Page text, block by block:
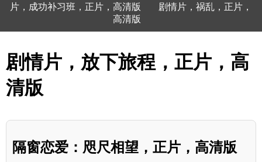
片，成功补习班，正片，高清版
剧情片，祸乱，正片，
高清版
剧情片，放下旅程，正片，高
清版
隔窗恋爱：咫尺相望，正片，高清版